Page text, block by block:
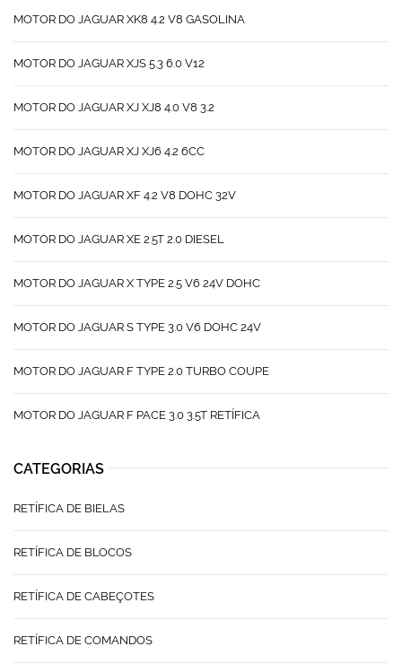
MOTOR DO JAGUAR XK8 4.2 V8 GASOLINA
MOTOR DO JAGUAR XJS 5.3 6.0 V12
MOTOR DO JAGUAR XJ XJ8 4.0 V8 3.2
MOTOR DO JAGUAR XJ XJ6 4.2 6CC
MOTOR DO JAGUAR XF 4.2 V8 DOHC 32V
MOTOR DO JAGUAR XE 2.5T 2.0 DIESEL
MOTOR DO JAGUAR X TYPE 2.5 V6 24V DOHC
MOTOR DO JAGUAR S TYPE 3.0 V6 DOHC 24V
MOTOR DO JAGUAR F TYPE 2.0 TURBO COUPE
MOTOR DO JAGUAR F PACE 3.0 3.5T RETÍFICA
CATEGORIAS
RETÍFICA DE BIELAS
RETÍFICA DE BLOCOS
RETÍFICA DE CABEÇOTES
RETÍFICA DE COMANDOS